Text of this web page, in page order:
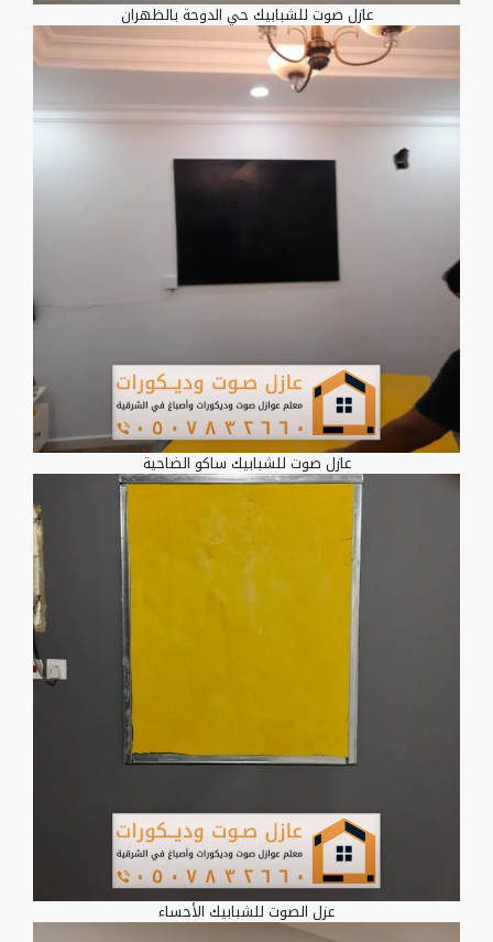
عازل صوت للشبابيك حي الدوحة بالظهران
عازل صوت للشبابيك ساكو الضاحية
عزل الصوت للشبابيك الأحساء